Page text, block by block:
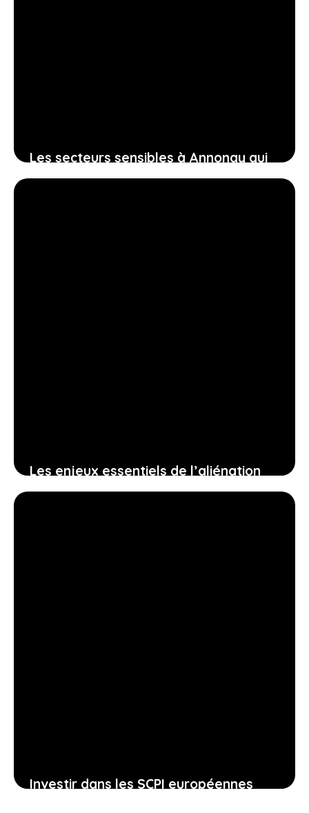
Les secteurs sensibles à Annonay qui
impactent le bien-être et la sérénité
Les enjeux essentiels de l’aliénation
d’un bien pour protéger vos droits et
Investir dans les SCPI européennes